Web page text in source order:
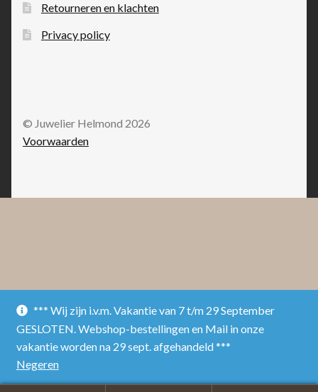
*** Wij zijn i.v.m. Vakantie van 7 t/m 29 September
GESLOTEN. Webshop-bestellingen en Mail in onze
vakantie worden na 29 sept. afgehandeld ***
Negeren
Retourneren en klachten
Privacy policy
© Juwelier Helmond 2026
Voorwaarden